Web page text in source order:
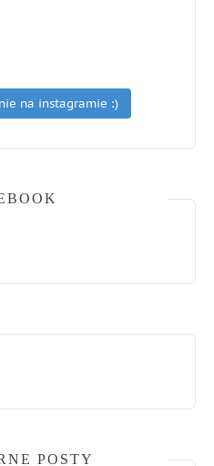
na instagramie :)
POSTY